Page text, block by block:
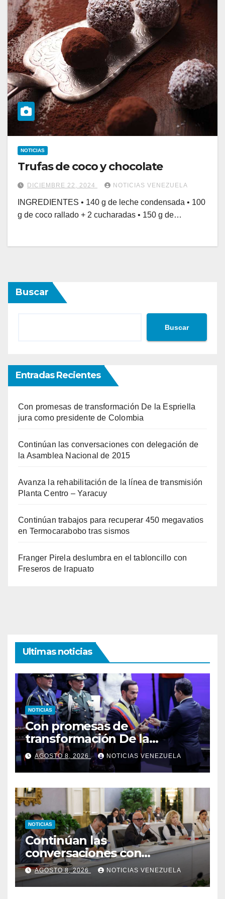
NOTICIAS
Trufas de coco y chocolate
DICIEMBRE 22, 2024 NOTICIAS VENEZUELA
INGREDIENTES • 140 g de leche condensada • 100
g de coco rallado + 2 cucharadas • 150 g de…
Buscar
Buscar
Entradas Recientes
Con promesas de transformación De la Espriella
jura como presidente de Colombia
Continúan las conversaciones con delegación de
la Asamblea Nacional de 2015
Avanza la rehabilitación de la línea de transmisión
Planta Centro – Yaracuy
Continúan trabajos para recuperar 450 megavatios
en Termocarabobo tras sismos
Franger Pirela deslumbra en el tabloncillo con
Freseros de Irapuato
Ultimas noticias
NOTICIAS
Con promesas de
transformación De la
Espriella jura como
presidente de Colombia
AGOSTO 8, 2026 NOTICIAS VENEZUELA
NOTICIAS
Continúan las
conversaciones con
delegación de la Asamblea
Nacional de 2015
AGOSTO 8, 2026 NOTICIAS VENEZUELA